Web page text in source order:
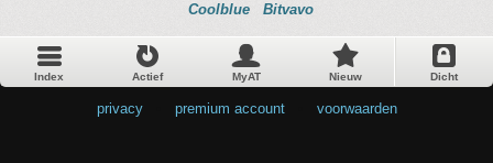
Coolblue Bitvavo
Index Actief MyAT Nieuw Dicht
privacy premium account voorwaarden